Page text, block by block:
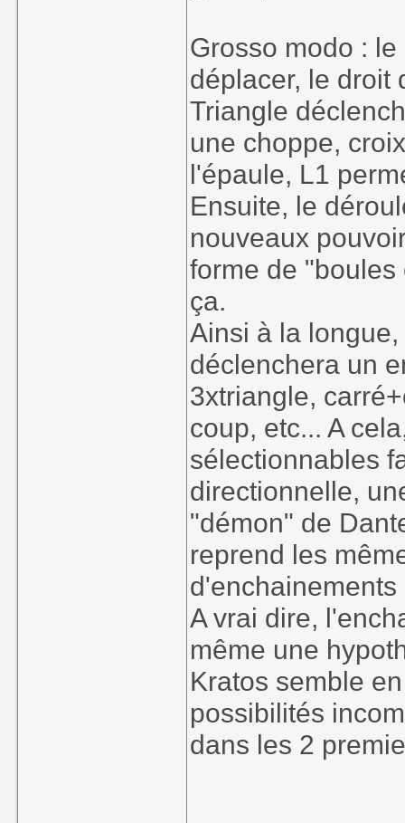
Grosso modo :
déplacer, le droit
Triangle
une choppe,
l'épaule, L1
Ensuite, le
nouveaux
forme de
ça.
Ainsi à la
déclenchera un
3xtriangle,
coup, etc... A
sélectionnables
directionnelle,
"démon" de
reprend les
A vrai dire,
même une
Kratos semble
possibilités
dans les 2